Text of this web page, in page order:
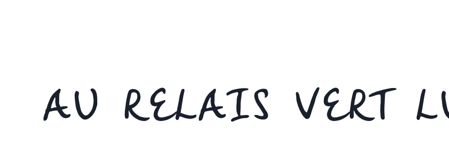
AU RELAIS VERT